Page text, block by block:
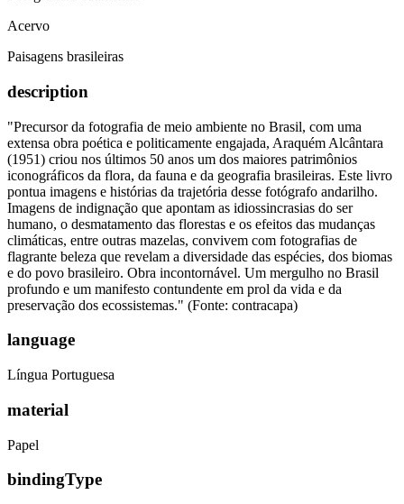
Acervo
Paisagens brasileiras
description
"Precursor da fotografia de meio ambiente no Brasil, com uma
extensa obra poética e politicamente engajada, Araquém Alcântara
(1951) criou nos últimos 50 anos um dos maiores patrimônios
iconográficos da flora, da fauna e da geografia brasileiras. Este livro
pontua imagens e histórias da trajetória desse fotógrafo andarilho.
Imagens de indignação que apontam as idiossincrasias do ser
humano, o desmatamento das florestas e os efeitos das mudanças
climáticas, entre outras mazelas, convivem com fotografias de
flagrante beleza que revelam a diversidade das espécies, dos biomas
e do povo brasileiro. Obra incontornável. Um mergulho no Brasil
profundo e um manifesto contundente em prol da vida e da
preservação dos ecossistemas." (Fonte: contracapa)
language
Língua Portuguesa
material
Papel
bindingType